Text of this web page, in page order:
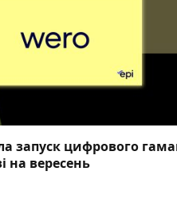
запуск цифрового
на вересень